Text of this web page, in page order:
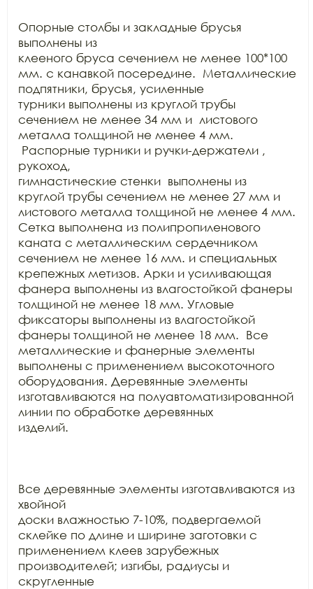
Опорные столбы и закладные брусья
выполнены из
клееного бруса сечением не менее 100*100
мм. с канавкой посередине.  Металлические
подпятники, брусья, усиленные
турники выполнены из круглой трубы
сечением не менее 34 мм и  листового
металла толщиной не менее 4 мм.
Распорные турники и ручки-держатели ,
рукоход,
гимнастические стенки  выполнены из
круглой трубы сечением не менее 27 мм и
листового металла толщиной не менее 4 мм.
Сетка выполнена из полипропиленового
каната с металлическим сердечником
сечением не менее 16 мм. и специальных
крепежных метизов. Арки и усиливающая
фанера выполнены из влагостойкой фанеры
толщиной не менее 18 мм. Угловые
фиксаторы выполнены из влагостойкой
фанеры толщиной не менее 18 мм.  Все
металлические и фанерные элементы
выполнены с применением высокоточного
оборудования. Деревянные элементы
изготавливаются на полуавтоматизированной
линии по обработке деревянных
изделий.
Все деревянные элементы изготавливаются из
хвойной
доски влажностью 7-10%, подвергаемой
склейке по длине и ширине заготовки с
применением клеев зарубежных
производителей; изгибы, радиусы и
скругленные